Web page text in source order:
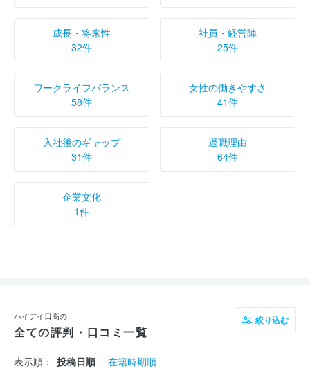
成長・将来性
32件
社員・経営陣
25件
ワークライフバランス
58件
女性の働きやすさ
41件
入社後のギャップ
31件
退職理由
64件
企業文化
1件
ハイデイ日高の
全ての評判・口コミ一覧
絞り込む
表示順： 投稿日順 在籍時期順